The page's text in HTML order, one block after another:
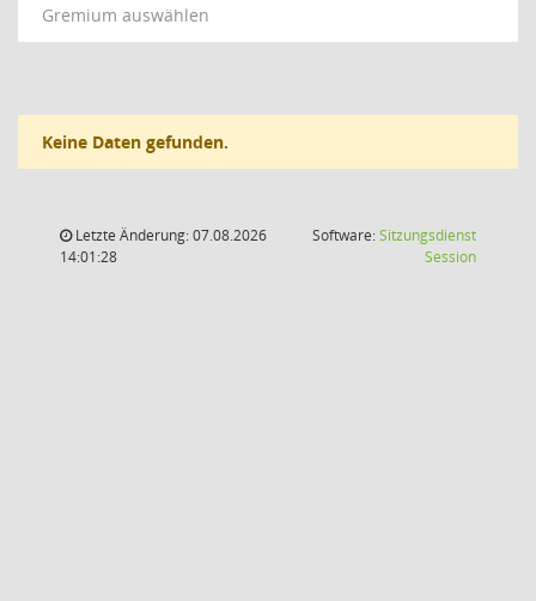
Gremium auswählen
Keine Daten gefunden.
Letzte Änderung: 07.08.2026
14:01:28
Software:Sitzungsdienst
Session(Wird in